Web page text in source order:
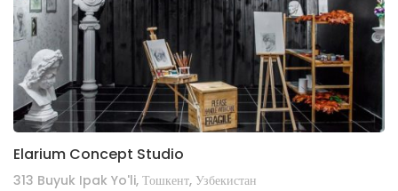
Elarium Concept Studio
313 Buyuk Ipak Yo'li, Тошкент, Узбекистан